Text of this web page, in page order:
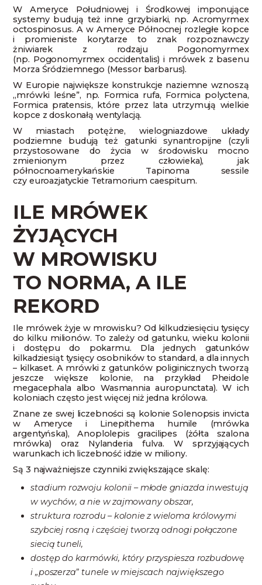
W Ameryce Południowej i Środkowej imponujące
systemy budują też inne grzybiarki, np. Acromyrmex
octospinosus. A w Ameryce Północnej rozległe kopce
i promieniste korytarze to znak rozpoznawczy
żniwiarek z rodzaju Pogonomyrmex
(np. Pogonomyrmex occidentalis) i mrówek z basenu
Morza Śródziemnego (Messor barbarus).
W Europie największe konstrukcje naziemne wznoszą
„mrówki leśne”, np. Formica rufa, Formica polyctena,
Formica pratensis, które przez lata utrzymują wielkie
kopce z doskonałą wentylacją.
W miastach potężne, wielogniazdowe układy
podziemne budują też gatunki synantropijne (czyli
przystosowane do życia w środowisku mocno
zmienionym przez człowieka), jak
północnoamerykańskie Tapinoma sessile
czy euroazjatyckie Tetramorium caespitum.
ILE MRÓWEK
ŻYJĄCYCH
W MROWISKU
TO NORMA, A ILE
REKORD
Ile mrówek żyje w mrowisku? Od kilkudziesięciu tysięcy
do kilku milionów. To zależy od gatunku, wieku kolonii
i dostępu do pokarmu. Dla jednych gatunków
kilkadziesiąt tysięcy osobników to standard, a dla innych
– kilkaset. A mrówki z gatunków poliginicznych tworzą
jeszcze większe kolonie, na przykład Pheidole
megacephala albo Wasmannia auropunctata). W ich
koloniach często jest więcej niż jedna królowa.
Znane ze swej liczebności są kolonie Solenopsis invicta
w Ameryce i Linepithema humile (mrówka
argentyńska), Anoplolepis gracilipes (żółta szalona
mrówka) oraz Nylanderia fulva. W sprzyjających
warunkach ich liczebność idzie w miliony.
Są 3 najważniejsze czynniki zwiększające skalę:
stadium rozwoju kolonii – młode gniazda inwestują
w wychów, a nie w zajmowany obszar,
struktura rozrodu – kolonie z wieloma królowymi
szybciej rosną i częściej tworzą odnogi połączone
siecią tuneli,
dostęp do karmówki, który przyspiesza rozbudowę
i „poszerza” tunele w miejscach największego